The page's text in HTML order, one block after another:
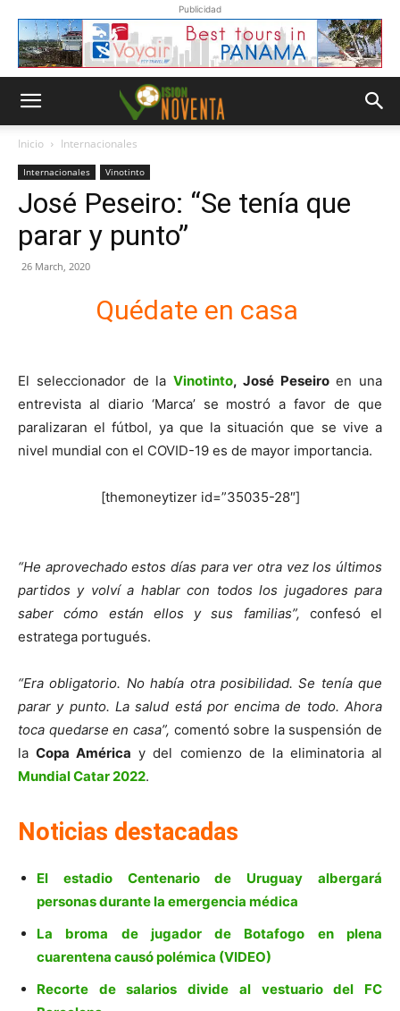
Publicidad
Inicio Internacionales
Internacionales Vinotinto
José Peseiro: “Se tenía que
parar y punto”
26 March, 2020
Quédate en casa
El seleccionador de la Vinotinto, José Peseiroen una
entrevista al diario ‘Marca’ se mostró a favor de que
paralizaran el fútbol, ya que la situación que se vive a
nivel mundial con el COVID-19 es de mayor importancia.
[themoneytizer id=”35035-28″]
“He aprovechado estos días para ver otra vez los últimos
partidos y volví a hablar con todos los jugadores para
saber cómo están ellos y sus familias”, confesó el
estratega portugués.
“Era obligatorio. No había otra posibilidad. Se tenía que
parar y punto. La salud está por encima de todo. Ahora
toca quedarse en casa”, comentó sobre la suspensión de
laCopa América y del comienzo de la eliminatoria al
Mundial Catar 2022.
Noticias destacadas
El estadio Centenario de Uruguay albergará
personas durante la emergencia médica
La broma de jugador de Botafogo en plena
cuarentena causó polémica (VIDEO)
Recorte de salarios divide al vestuario del FC